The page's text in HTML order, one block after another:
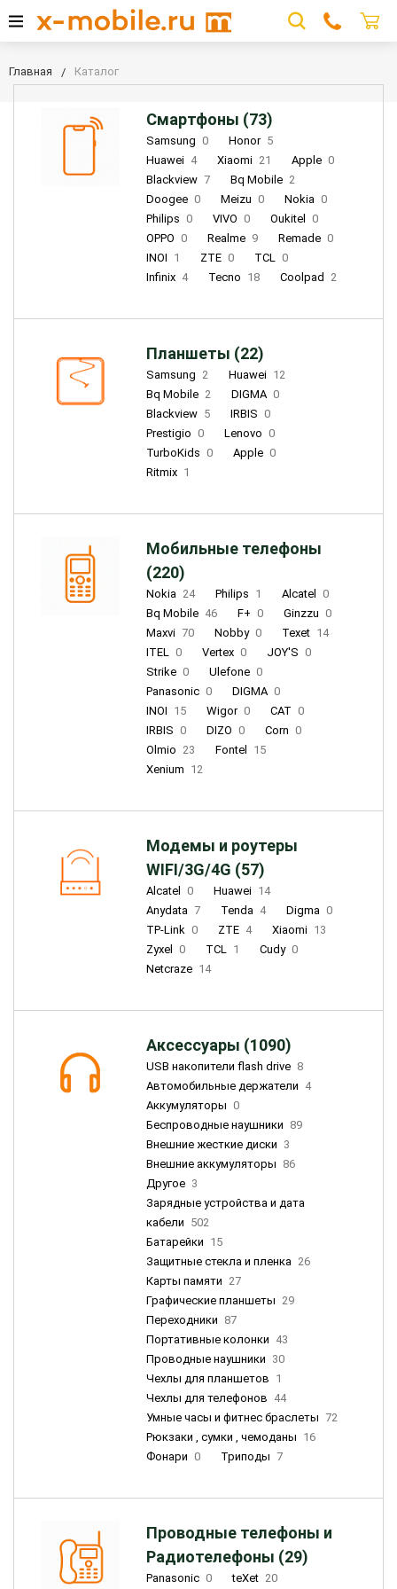
Главная Каталог
Смартфоны (73)
Samsung 0 Honor 5
Huawei 4 Xiaomi 21 Apple 0
Blackview 7 Bq Mobile 2
Doogee 0 Meizu 0 Nokia 0
Philips 0 VIVO 0 Oukitel
0
OPPO 0 Realme 9 Remade 0
INOI 1 ZTE 0 TCL 0
Infinix 4 Tecno 18 Coolpad 2
Планшеты (22)
Samsung 2 Huawei 12
Bq Mobile 2 DIGMA 0
Blackview 5 IRBIS 0
Prestigio 0 Lenovo 0
TurboKids 0 Apple 0
Ritmix 1
Мобильные телефоны
(220)
Nokia 24 Philips 1 Alcatel
0
Bq Mobile 46 F+ 0 Ginzzu 0
Maxvi 70 Nobby 0 Texet 14
ITEL 0 Vertex 0 JOY'S 0
Strike 0 Ulefone 0
Panasonic 0 DIGMA 0
INOI 15 Wigor 0 CAT 0
IRBIS 0 DIZO 0 Corn 0
Olmio 23 Fontel
15
Xenium 12
Модемы и роутеры
WIFI/3G/4G (57)
Alcatel 0 Huawei 14
Anydata 7 Tenda 4 Digma 0
TP-Link 0 ZTE 4 Xiaomi 13
Zyxel
0 TCL 1 Cudy 0
Netcraze 14
Аксессуары (1090)
USB накопители flash drive 8
Автомобильные держатели 4
Аккумуляторы 0
Беспроводные наушники 89
Внешние жесткие диски 3
Внешние аккумуляторы 86
Другое 3
Зарядные устройства и дата
кабели 502
Батарейки 15
Защитные стекла и пленка 26
Карты памяти 27
Графические планшеты 29
Переходники 87
Портативные колонки 43
Проводные наушники 30
Чехлы для планшетов 1
Чехлы для телефонов 44
Умные часы и фитнес браслеты 72
Рюкзаки , сумки , чемоданы 16
Фонари 0 Триподы 7
Проводные телефоны и
Радиотелефоны (29)
Panasonic 0 teXet 20